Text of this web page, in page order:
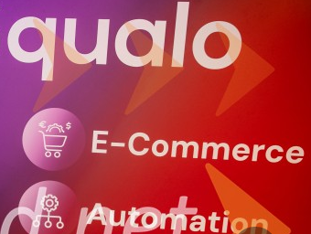
razmišlja, katere kanale uporablja in kaj pričakuje
in vlogo tehnologije pri izboljševanju uporabniške
ob tem pa izpostavili pomen podatkovne analitike,
osredotočenimi na urbani življenjski slog,
celostno izkušnjo, ki je odražala duh časa in potrebe